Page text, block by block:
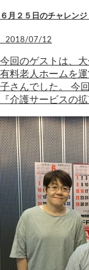
６月２５日のチャレン
2018/07/12
今回のゲストは、
有料老人ホームを
子さんでした。 今
『介護サービスの